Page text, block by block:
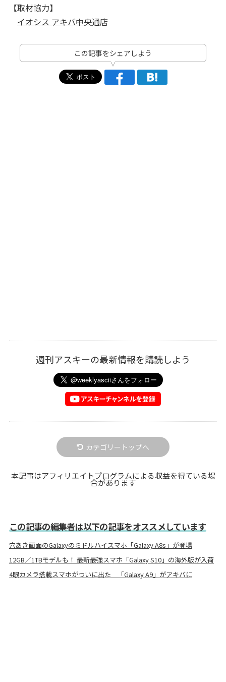
【取材協力】
イオシス アキバ中央通店
この記事をシェアしよう
週刊アスキーの最新情報を購読しよう
カテゴリートップへ
本記事はアフィリエイトプログラムによる収益を得ている場
合があります
この記事の編集者は以下の記事をオススメしています
穴あき画面のGalaxyのミドルハイスマホ「Galaxy A8s」が登場
12GB／1TBモデルも！ 最新最強スマホ「Galaxy S10」の海外版が入荷
4眼カメラ搭載スマホがついに出た 「Galaxy A9」がアキバに